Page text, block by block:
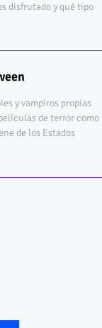
disfrutado y qué tipo
y vampiros propias
de terror como
de los Estados